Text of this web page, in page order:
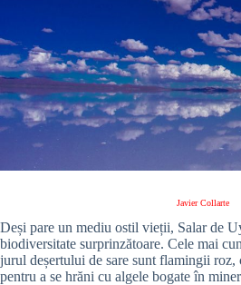
Javier Collarte
Deși pare un mediu ostil vieții, Salar de
biodiversitate surprinzătoare. Cele mai
jurul deșertului de sare sunt flamingii roz,
pentru a se hrăni cu algele bogate în